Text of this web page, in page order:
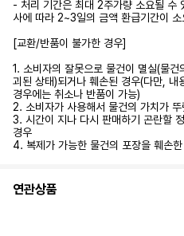
- 처리 기간은 최대 2주가량 소요될 수
사에 따라 2~3일의 금액 환급기간이
[교환/반품이 불가한 경우]
1. 소비자의 잘못으로 물건이 멸실(물
괴된 상태)되거나 훼손된 경우(다만, 내
경우에는 취소나 반품이 가능)
2. 소비자가 사용해서 물건의 가치가
3. 시간이 지나 다시 판매하기 곤란할
경우
4. 복제가 가능한 물건의 포장을 훼손
연관상품